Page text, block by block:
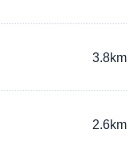
3.8km
2.6km